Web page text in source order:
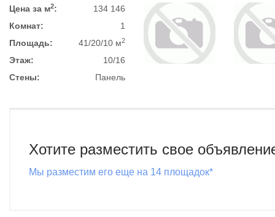
Цена за м2:
134 146
Комнат:
1
Площадь:
41/20/10 м2
Этаж:
10/16
Стены:
Панель
Хотите разместить свое
Мы разместим его еще на 14 площадок*